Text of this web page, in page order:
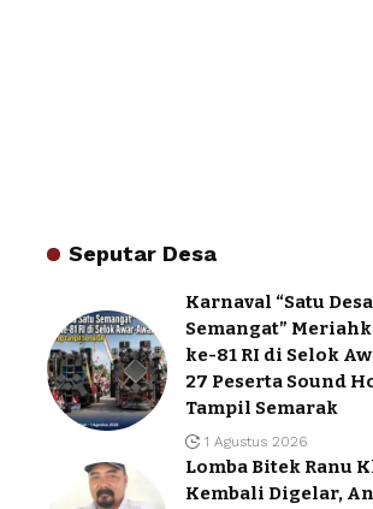
Seputar Desa
Karnaval “Satu
Semangat”
ke-81 RI di Selok
27 Peserta Sound
Tampil Semarak
1 Agustus 2026
Lomba Bitek Ranu
Kembali Digelar,